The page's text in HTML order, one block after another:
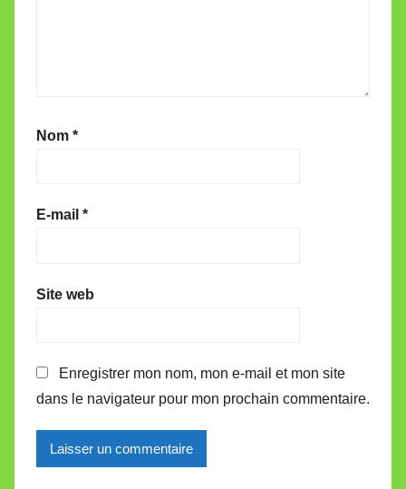
Nom *
E-mail *
Site web
Enregistrer mon nom, mon e-mail et mon site
dans le navigateur pour mon prochain commentaire.